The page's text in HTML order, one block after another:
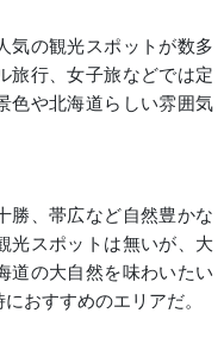
気の観光スポットが数多
旅行、女子旅などでは定
色や北海道らしい雰囲気
勝、帯広など自然豊かな
光スポットは無いが、大
道の大自然を味わいたい
おすすめのエリアだ。